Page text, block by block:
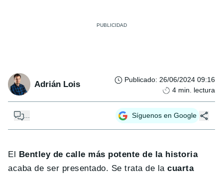
Adrián Lois Publicado: 26/06/2024 09:16
4 min. lectura
... Síguenos en Google
El
Bentley de calle más potente de la historia
acaba de ser presentado. Se trata de lacuarta